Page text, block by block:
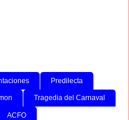
Predilecta
Tragedia del Carnaval
ACFO